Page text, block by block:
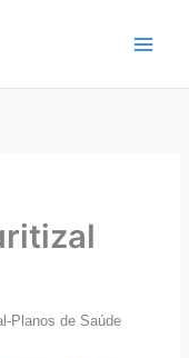
Planos de Saúde